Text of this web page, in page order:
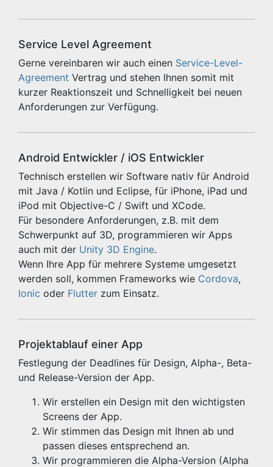
Service Level Agreement
Gerne vereinbaren wir auch einen Service-Level-
Agreement Vertrag und stehen Ihnen somit mit
kurzer Reaktionszeit und Schnelligkeit bei neuen
Anforderungen zur Verfügung.
Android Entwickler / iOS Entwickler
Technisch erstellen wir Software nativ für Android
mit Java / Kotlin und Eclipse, für iPhone, iPad und
iPod mit Objective-C / Swift und XCode.
Für besondere Anforderungen, z.B. mit dem
Schwerpunkt auf 3D, programmieren wir Apps
auch mit der Unity 3D Engine.
Wenn Ihre App für mehrere Systeme umgesetzt
werden soll, kommen Frameworks wie Cordova,
Ionic oder Flutter zum Einsatz.
Projektablauf einer App
Festlegung der Deadlines für Design, Alpha-, Beta-
und Release-Version der App.
Wir erstellen ein Design mit den wichtigsten
Screens der App.
Wir stimmen das Design mit Ihnen ab und
passen dieses entsprechend an.
Wir programmieren die Alpha-Version (Alpha